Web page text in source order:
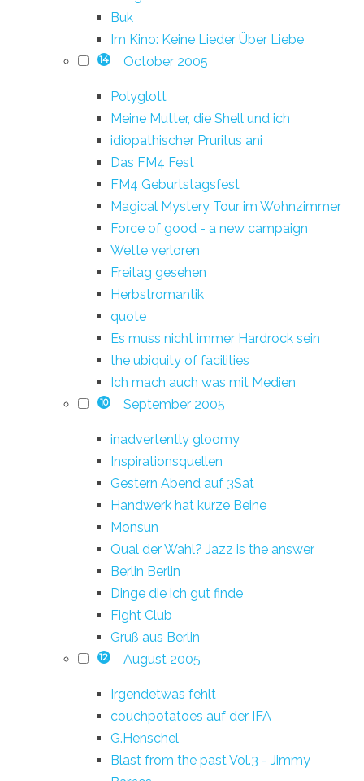
Buk
Im Kino: Keine Lieder Über Liebe
14 October 2005
Polyglott
Meine Mutter, die Shell und ich
idiopathischer Pruritus ani
Das FM4 Fest
FM4 Geburtstagsfest
Magical Mystery Tour im Wohnzimmer
Force of good - a new campaign
Wette verloren
Freitag gesehen
Herbstromantik
quote
Es muss nicht immer Hardrock sein
the ubiquity of facilities
Ich mach auch was mit Medien
10 September 2005
inadvertently gloomy
Inspirationsquellen
Gestern Abend auf 3Sat
Handwerk hat kurze Beine
Monsun
Qual der Wahl? Jazz is the answer
Berlin Berlin
Dinge die ich gut finde
Fight Club
Gruß aus Berlin
12 August 2005
Irgendetwas fehlt
couchpotatoes auf der IFA
G.Henschel
Blast from the past Vol.3 - Jimmy